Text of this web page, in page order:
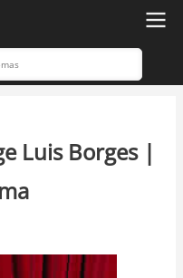
Luis Borges |
Video